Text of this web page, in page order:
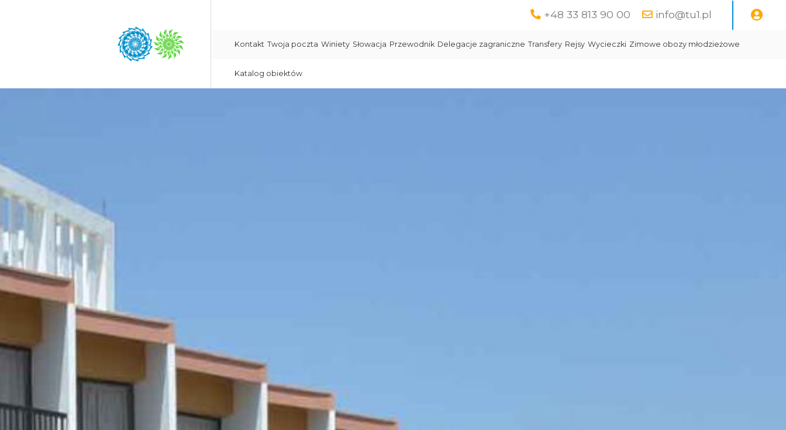
+48 33 813 90 00 info@tu1.pl
Kontakt Twoja poczta Winiety Słowacja Przewodnik Delegacje zagraniczne Transfery Rejsy Wycieczki Zimowe obozy młodzieżowe
Katalog obiektów